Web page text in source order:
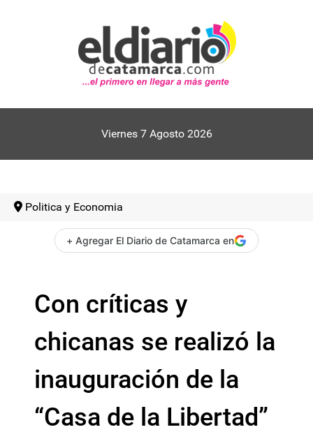
Viernes 7 Agosto 2026
Politica y Economia
+ Agregar El Diario de Catamarca en
Con críticas y
chicanas se realizó la
inauguración de la
“Casa de la Libertad”